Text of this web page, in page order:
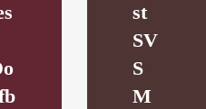
st
SV
S
M